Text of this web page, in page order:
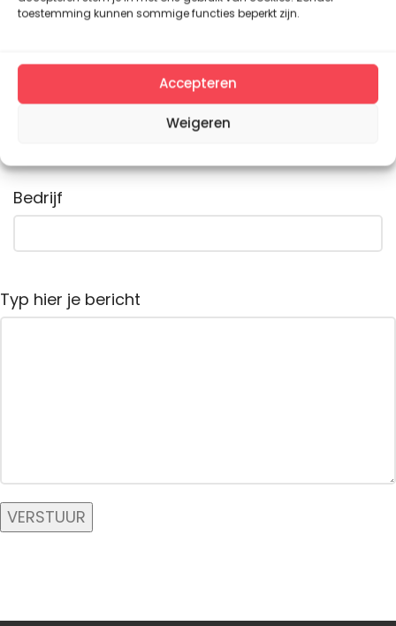
toestemming kunnen sommige functies beperkt zijn.
Accepteren
Weigeren
Telefoonnummer
Bedrijf
Typ hier je bericht